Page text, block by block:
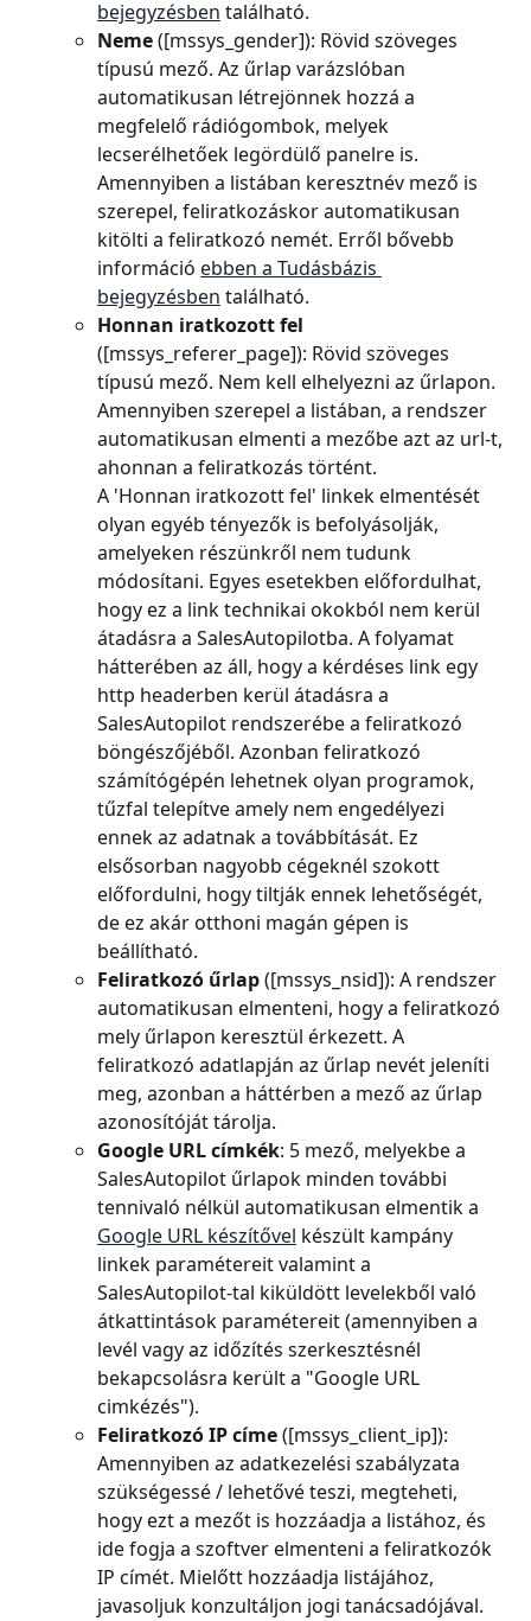
bejegyzésben található.
Neme ([mssys_gender]): Rövid szöveges
típusú mező. Az űrlap varázslóban
automatikusan létrejönnek hozzá a
megfelelő rádiógombok, melyek
lecserélhetőek legördülő panelre is.
Amennyiben a listában keresztnév mező is
szerepel, feliratkozáskor automatikusan
kitölti a feliratkozó nemét. Erről bővebb
információ ebben a Tudásbázis
bejegyzésben található.
Honnan iratkozott fel
([mssys_referer_page]): Rövid szöveges
típusú mező. Nem kell elhelyezni az űrlapon.
Amennyiben szerepel a listában, a rendszer
automatikusan elmenti a mezőbe azt az url-t,
ahonnan a feliratkozás történt.
A 'Honnan iratkozott fel' linkek elmentését
olyan egyéb tényezők is befolyásolják,
amelyeken részünkről nem tudunk
módosítani. Egyes esetekben előfordulhat,
hogy ez a link technikai okokból nem kerül
átadásra a SalesAutopilotba. A folyamat
hátterében az áll, hogy a kérdéses link egy
http headerben kerül átadásra a
SalesAutopilot rendszerébe a feliratkozó
böngészőjéből. Azonban feliratkozó
számítógépén lehetnek olyan programok,
tűzfal telepítve amely nem engedélyezi
ennek az adatnak a továbbítását. Ez
elsősorban nagyobb cégeknél szokott
előfordulni, hogy tiltják ennek lehetőségét,
de ez akár otthoni magán gépen is
beállítható.
Feliratkozó űrlap ([mssys_nsid]): A rendszer
automatikusan elmenteni, hogy a feliratkozó
mely űrlapon keresztül érkezett. A
feliratkozó adatlapján az űrlap nevét jeleníti
meg, azonban a háttérben a mező az űrlap
azonosítóját tárolja.
Google URL címkék: 5 mező, melyekbe a
SalesAutopilot űrlapok minden további
tennivaló nélkül automatikusan elmentik a
Google URL készítővel készült kampány
linkek paramétereit valamint a
SalesAutopilot-tal kiküldött levelekből való
átkattintások paramétereit (amennyiben a
levél vagy az időzítés szerkesztésnél
bekapcsolásra került a "Google URL
cimkézés").
Feliratkozó IP címe ([mssys_client_ip]):
Amennyiben az adatkezelési szabályzata
szükségessé / lehetővé teszi, megteheti,
hogy ezt a mezőt is hozzáadja a listához, és
ide fogja a szoftver elmenteni a feliratkozók
IP címét. Mielőtt hozzáadja listájához,
javasoljuk konzultáljon jogi tanácsadójával.